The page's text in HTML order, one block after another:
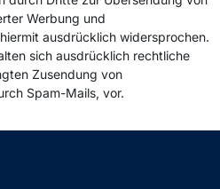
Werbung und
ausdrücklich widersprochen.
sich ausdrücklich rechtliche
Zusendung von
Spam-Mails, vor.